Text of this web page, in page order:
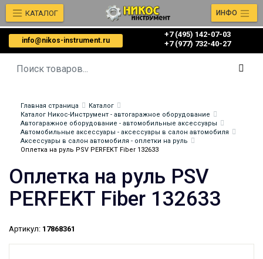
info@nikos-instrument.ru
+7 (495) 142-07-03
‎‎+7 (977) 732-40-27
КАТАЛОГ ИНФО
Главная страница
Каталог
Каталог Никос-Инструмент - автогаражное оборудование
Автогаражное оборудование - автомобильные аксессуары
Автомобильные аксессуары - аксессуары в салон автомобиля
Аксессуары в салон автомобиля - оплетки на руль
Оплетка на руль PSV PERFEKT Fiber 132633
Оплетка на руль PSV
PERFEKT Fiber 132633
Артикул: 17868361